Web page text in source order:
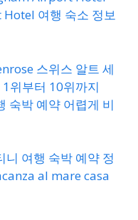
여행 숙소 정보
스위스 알트 세
위부터 10위까지
숙박 예약 어렵게 비
여행 숙박 예약 정
al mare casa